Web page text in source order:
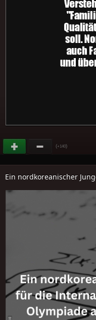
(+140)
Ein nordkoreanischer